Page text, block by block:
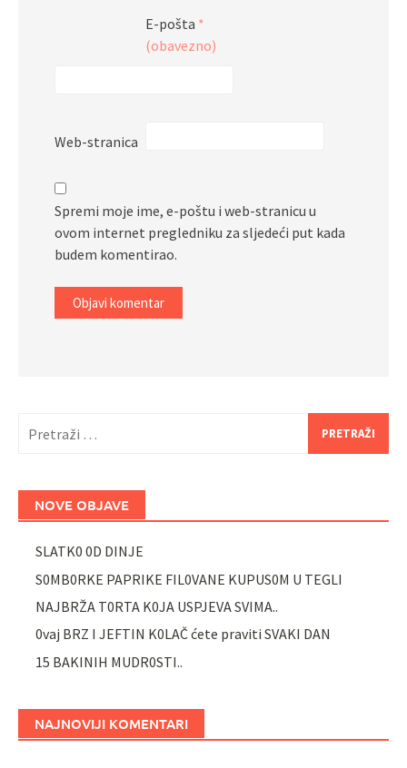
E-pošta *
(obavezno)
Web-stranica
Spremi moje ime, e-poštu i web-stranicu u
ovom internet pregledniku za sljedeći put kada
budem komentirao.
NOVE OBJAVE
SLATK0 0D DINJE
S0MB0RKE PAPRIKE FIL0VANE KUPUS0M U TEGLI
NAJBRŽA T0RTA K0JA USPJEVA SVIMA..
0vaj BRZ I JEFTIN K0LAČ ćete praviti SVAKI DAN
15 BAKINIH MUDR0STI..
NAJNOVIJI KOMENTARI